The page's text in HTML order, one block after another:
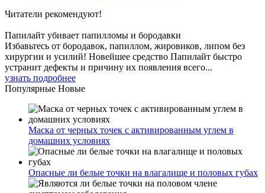
Читатели рекомендуют!
Папилайт убивает папилломы и бородавки
Избавьтесь от бородавок, папиллом, жировиков, липом без
хирургии и усилий! Новейшее средство Папилайт быстро
устранит дефекты и причину их появления всего...
узнать подробнее
Популярные Новые
Маска от черных точек с активированным углем в
домашних условиях
Опасные ли белые точки на влагалище и половых губах